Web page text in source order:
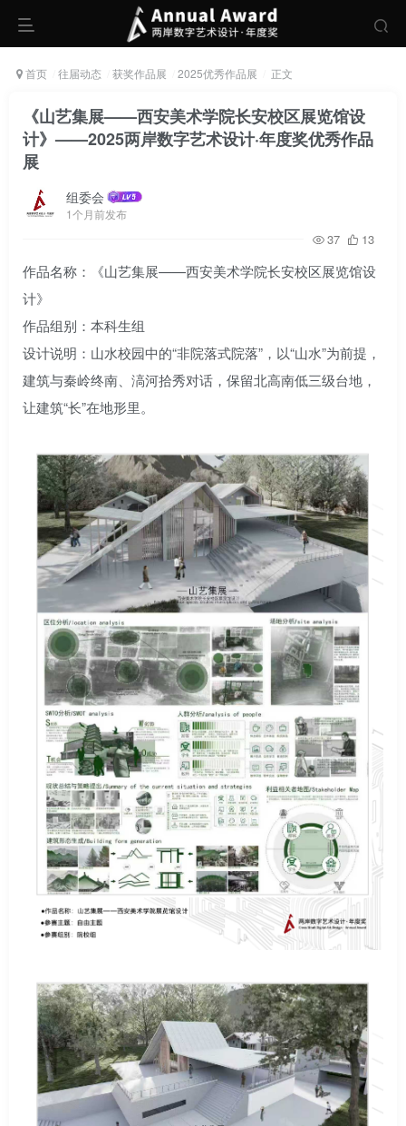
首页 往届动态 获奖作品展 2025优秀作品展 正文
《山艺集展——西安美术学院长安校区展览馆设
计》——2025两岸数字艺术设计·年度奖优秀作品
展
组委会
1个月前发布
37 13
作品名称：《山艺集展——西安美术学院长安校区展览馆设
计》
作品组别：本科生组
设计说明：山水校园中的“非院落式院落”，以“山水”为前提，
建筑与秦岭终南、滈河拾秀对话，保留北高南低三级台地，
让建筑“长”在地形里。